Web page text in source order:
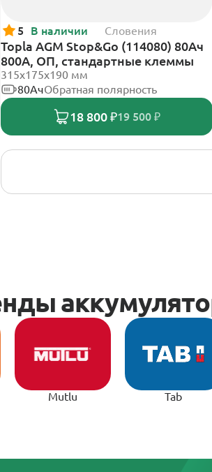
5 В наличии Словения
Topla AGM Stop&Go (114080) 80Ач
800А, ОП, стандартные клеммы
315x175x190 мм
80АчОбратная полярность
18 800 ₽19 500 ₽
Mutlu Tab